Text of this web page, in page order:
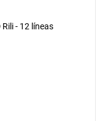
- 12 líneas